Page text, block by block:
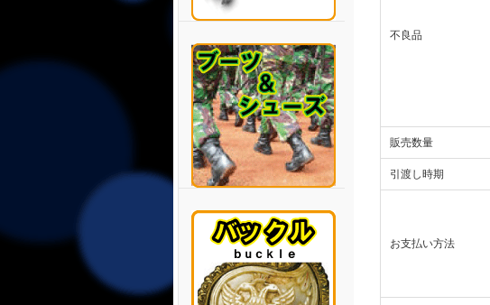
不良品
販売数量
引渡し時期
お支払い方法